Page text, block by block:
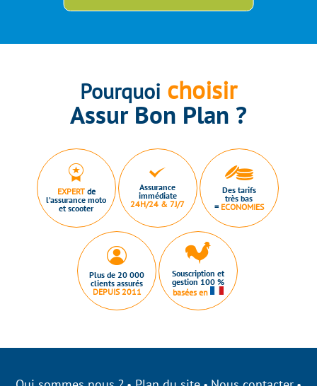
Pourquoi choisir
Assur Bon Plan ?
EXPERTde
l’assurance moto
et scooter
Assurance
immédiate
24H/24 & 7J/7
Des tarifs
très bas
= ECONOMIES
Plus de 20 000
clients assurés
DEPUIS 2011
Souscription et
gestion 100 %
basées en